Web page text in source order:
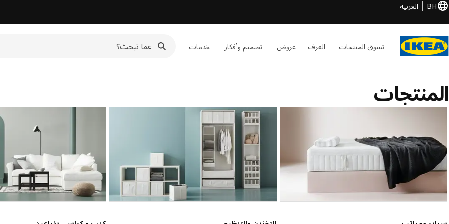
BH العربية
تسوق المنتجات الغرف عروض تصميم وأفكار خدمات
المنتجات